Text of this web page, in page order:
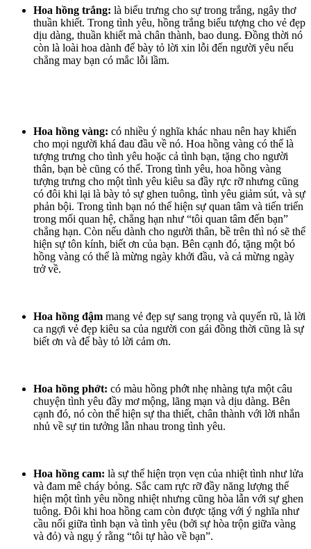
Hoa hồng trắng: là biểu trưng cho sự trong trắng, ngây thơ
thuần khiết. Trong tình yêu, hồng trắng biểu tượng cho vẻ đẹp
dịu dàng, thuần khiết mà chân thành, bao dung. Đồng thời nó
còn là loài hoa dành để bày tỏ lời xin lỗi đến người yêu nếu
chẳng may bạn có mắc lỗi lầm.
Hoa hồng vàng: có nhiều ý nghĩa khác nhau nên hay khiến
cho mọi người khá đau đầu về nó. Hoa hồng vàng có thể là
tượng trưng cho tình yêu hoặc cả tình bạn, tặng cho người
thân, bạn bè cũng có thể. Trong tình yêu, hoa hồng vàng
tượng trưng cho một tình yêu kiêu sa đầy rực rỡ nhưng cũng
có đôi khi lại là bày tỏ sự ghen tuông, tình yêu giảm sút, và sự
phản bội. Trong tình bạn nó thể hiện sự quan tâm và tiến triển
trong mối quan hệ, chẳng hạn như “tôi quan tâm đến bạn”
chẳng hạn. Còn nếu dành cho người thân, bề trên thì nó sẽ thể
hiện sự tôn kính, biết ơn của bạn. Bên cạnh đó, tặng một bó
hồng vàng có thể là mừng ngày khởi đầu, và cả mừng ngày
trở về.
Hoa hồng đậm mang vẻ đẹp sự sang trọng và quyến rũ, là lời
ca ngợi vẻ đẹp kiêu sa của người con gái đồng thời cũng là sự
biết ơn và để bày tỏ lời cảm ơn.
Hoa hồng phớt: có màu hồng phớt nhẹ nhàng tựa một câu
chuyện tình yêu đầy mơ mộng, lãng mạn và dịu dàng. Bên
cạnh đó, nó còn thể hiện sự tha thiết, chân thành với lời nhắn
nhủ về sự tin tưởng lẫn nhau trong tình yêu.
Hoa hồng cam: là sự thể hiện trọn vẹn của nhiệt tình như lửa
và đam mê cháy bỏng. Sắc cam rực rỡ đầy năng lượng thể
hiện một tình yêu nồng nhiệt nhưng cũng hòa lẫn với sự ghen
tuông. Đôi khi hoa hồng cam còn được tặng với ý nghĩa như
cầu nối giữa tình bạn và tình yêu (bởi sự hòa trộn giữa vàng
và đỏ) và ngụ ý rằng “tôi tự hào về bạn”.